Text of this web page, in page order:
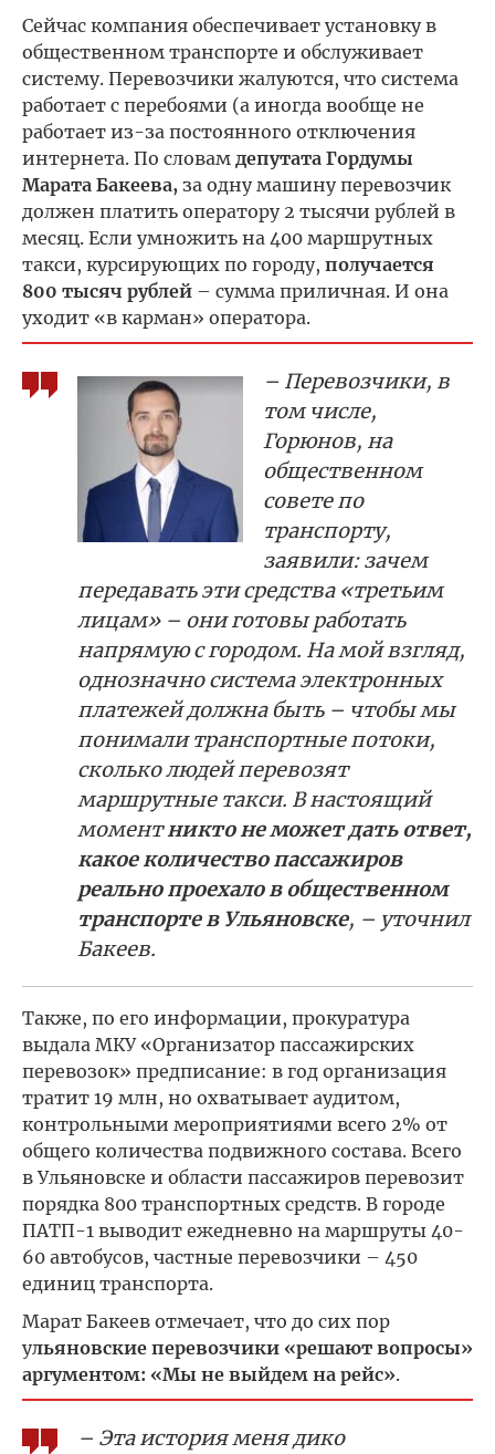
Сейчас компания обеспечивает установку в
общественном транспорте и обслуживает
систему. Перевозчики жалуются, что система
работает с перебоями (а иногда вообще не
работает из-за постоянного отключения
интернета. По словам депутата Гордумы
Марата Бакеева, за одну машину перевозчик
должен платить оператору 2 тысячи рублей в
месяц. Если умножить на 400 маршрутных
такси, курсирующих по городу, получается
800 тысяч рублей – сумма приличная. И она
уходит «в карман» оператора.
– Перевозчики, в
том числе,
Горюнов, на
общественном
совете по
транспорту,
заявили: зачем
передавать эти средства «третьим
лицам» – они готовы работать
напрямую с городом. На мой взгляд,
однозначно система электронных
платежей должна быть – чтобы мы
понимали транспортные потоки,
сколько людей перевозят
маршрутные такси. В настоящий
моментникто не может дать ответ,
какое количество пассажиров
реально проехало в общественном
транспорте в Ульяновске, – уточнил
Бакеев.
Также, по его информации, прокуратура
выдала МКУ «Организатор пассажирских
перевозок» предписание: в год организация
тратит 19 млн, но охватывает аудитом,
контрольными мероприятиями всего 2% от
общего количества подвижного состава. Всего
в Ульяновске и области пассажиров перевозит
порядка 800 транспортных средств. В городе
ПАТП-1 выводит ежедневно на маршруты 40-
60 автобусов, частные перевозчики – 450
единиц транспорта.
Марат Бакеев отмечает, что до сих пор
ульяновские перевозчики «решают вопросы»
аргументом: «Мы не выйдем на рейс».
– Эта история меня дико